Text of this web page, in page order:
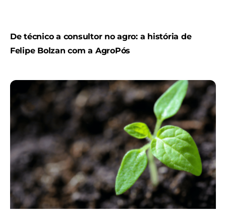
De técnico a consultor no agro: a história de
Felipe Bolzan com a AgroPós